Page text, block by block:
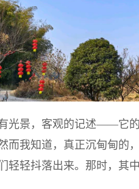
光景，客观的记述——它
而我知道，真正沉甸甸的
轻轻抖落出来。那时，其